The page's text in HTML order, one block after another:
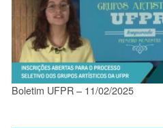
Boletim UFPR – 11/02/2025